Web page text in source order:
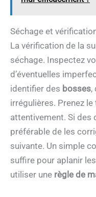
Séchage et
La vérification de la
séchage. Inspectez
d’éventuelles
identifier des bosses,
irrégulières. Prenez le
attentivement. Si des
préférable de les
suivante. Un simple
suffire pour aplanir
utiliser une règle de